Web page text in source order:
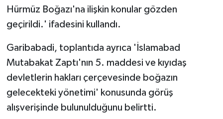
Hürmüz Boğazı'na ilişkin konular gözden
geçirildi.' ifadesini kullandı.
Garibabadi, toplantıda ayrıca 'İslamabad
Mutabakat Zaptı'nın 5. maddesi ve kıyıdaş
devletlerin hakları çerçevesinde boğazın
gelecekteki yönetimi' konusunda görüş
alışverişinde bulunulduğunu belirtti.